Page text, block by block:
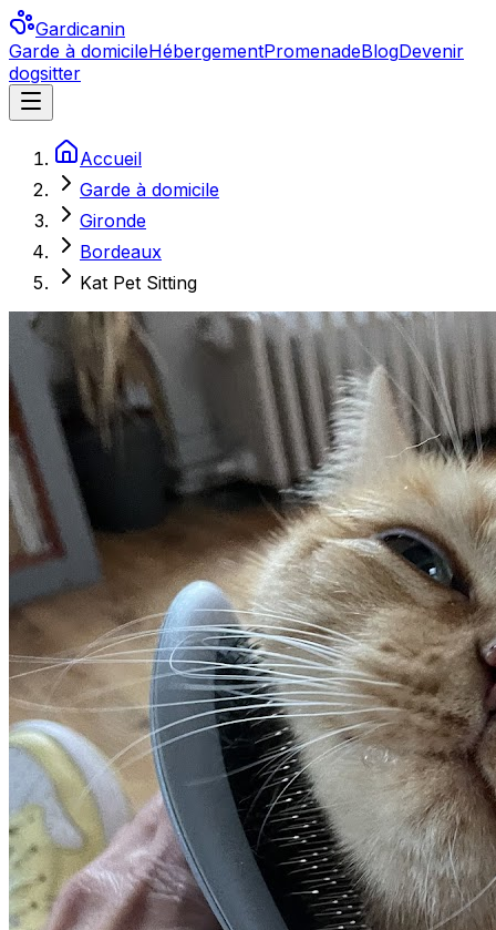
Gardicanin
Garde à domicileHébergementPromenadeBlogDevenir
dogsitter
Accueil
Garde à domicile
Gironde
Bordeaux
Kat Pet Sitting